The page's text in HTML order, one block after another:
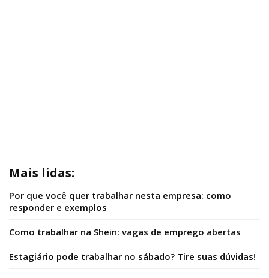
Mais lidas:
Por que você quer trabalhar nesta empresa: como
responder e exemplos
Como trabalhar na Shein: vagas de emprego abertas
Estagiário pode trabalhar no sábado? Tire suas dúvidas!